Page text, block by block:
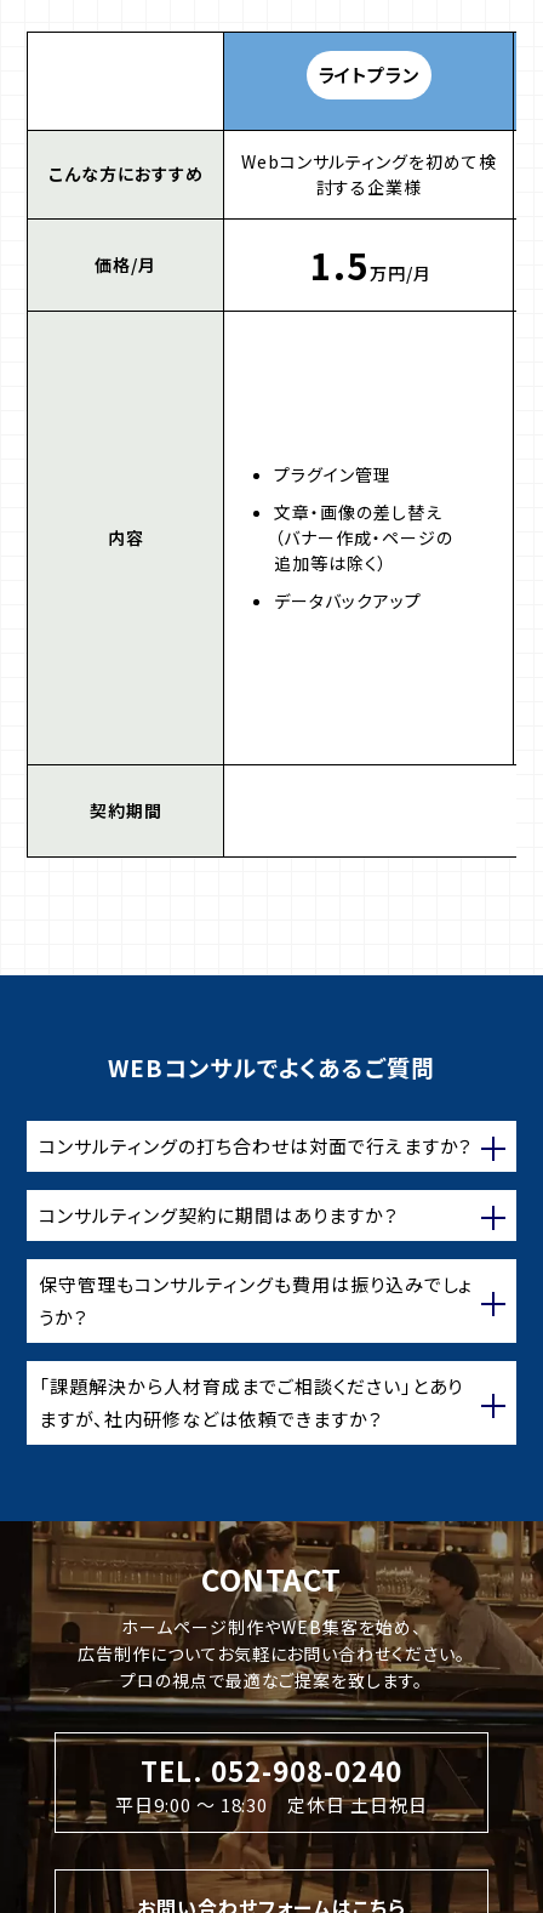
ライトプラン
こんな方におすすめ
Webコンサルティングを初めて検
討する企業様
価格/月 1.5万円/月
内容
プラグイン管理
文章・画像の差し替え
（バナー作成・ページの
追加等は除く）
データバックアップ
契約期間
WEBコンサルでよくあるご質問
コンサルティングの打ち合わせは対面で行えますか？
コンサルティング契約に期間はありますか？
保守管理もコンサルティングも費用は振り込みでしょ
うか？
「課題解決から人材育成までご相談ください」とあり
ますが、社内研修などは依頼できますか？
CONTACT
ホームページ制作やWEB集客を始め、
広告制作についてお気軽にお問い合わせください。
プロの視点で最適なご提案を致します。
TEL. 052-908-0240
平日9:00 〜 18:30 定休日 土日祝日
お問い合わせフォームはこちら